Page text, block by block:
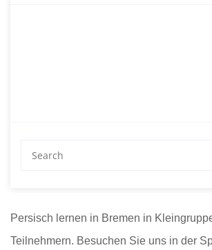
Persisch lernen in Bremen in
Teilnehmern. Besuchen Sie uns in der